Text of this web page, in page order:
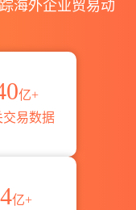
海外企业贸易动
亿+
交易数据
4亿+